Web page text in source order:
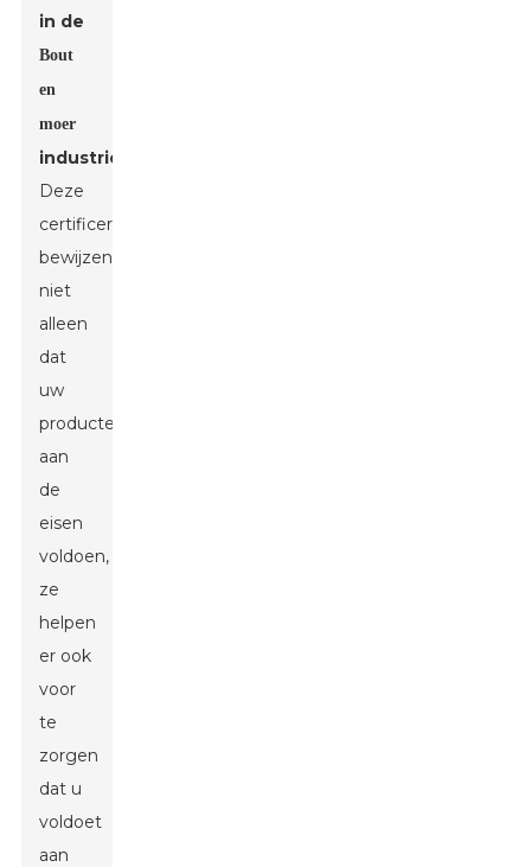
in de
Bout
en
moer
industrie.
Deze
certificeringen
bewijzen
niet
alleen
dat
uw
producten
aan
de
eisen
voldoen,
ze
helpen
er ook
voor
te
zorgen
dat u
voldoet
aan